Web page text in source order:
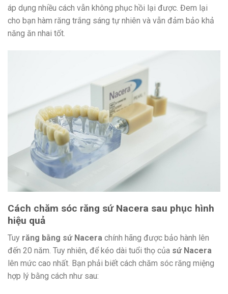
áp dụng nhiều cách vẫn không phục hồi lại được. Đem lại
cho bạn hàm răng trắng sáng tự nhiên và vẫn đảm bảo khả
năng ăn nhai tốt.
Cách chăm sóc răng sứ Nacera sau phục hình
hiệu quả
Tuy răng bằng sứ Nacera chính hãng được bảo hành lên
đến 20 năm. Tuy nhiên, để kéo dài tuổi thọ của sứ Nacera
lên mức cao nhất. Bạn phải biết cách chăm sóc răng miệng
hợp lý bằng cách như sau: